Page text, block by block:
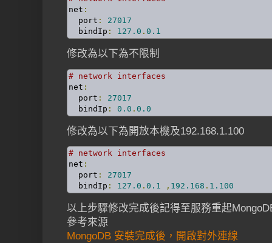
net :
  port
:
27017
  bindIp
: 127.0 . 0.1
修改為以下為不限制
# network interfaces
net :
  port
:
27017
  bindIp
: 0.0 . 0.0
修改為以下為開放本機及192.168.1.100
# network interfaces
net :
  port
:
27017
  bindIp
: 127.0 . 0.1 , 192.168 . 1.100
以上步驟修改完成後記得至服務重起
參考來源
MongoDB 安裝完成後，開啟對外連線